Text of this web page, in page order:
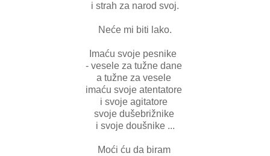
i strah za narod svoj.
Neće mi biti lako.
Imaću svoje pesnike
- vesele za tužne dane
a tužne za vesele
imaću svoje atentatore
i svoje agitatore
svoje dušebrižnike
i svoje doušnike ...
Moći ću da biram